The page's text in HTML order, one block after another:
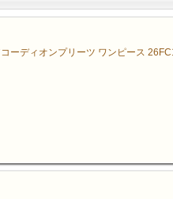
ーディオンプリーツ ワンピース